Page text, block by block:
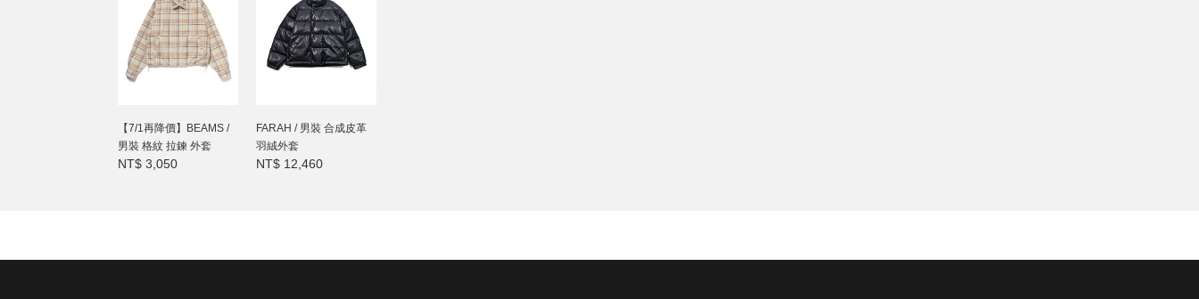
【7/1再降價】BEAMS /
男裝 格紋 拉鍊 外套
NT$ 3,050
FARAH / 男裝 合成皮革
羽絨外套
NT$ 12,460